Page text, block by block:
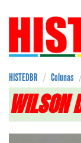
Pular
conteúdo
HISTEDBR Colunas
WILSON